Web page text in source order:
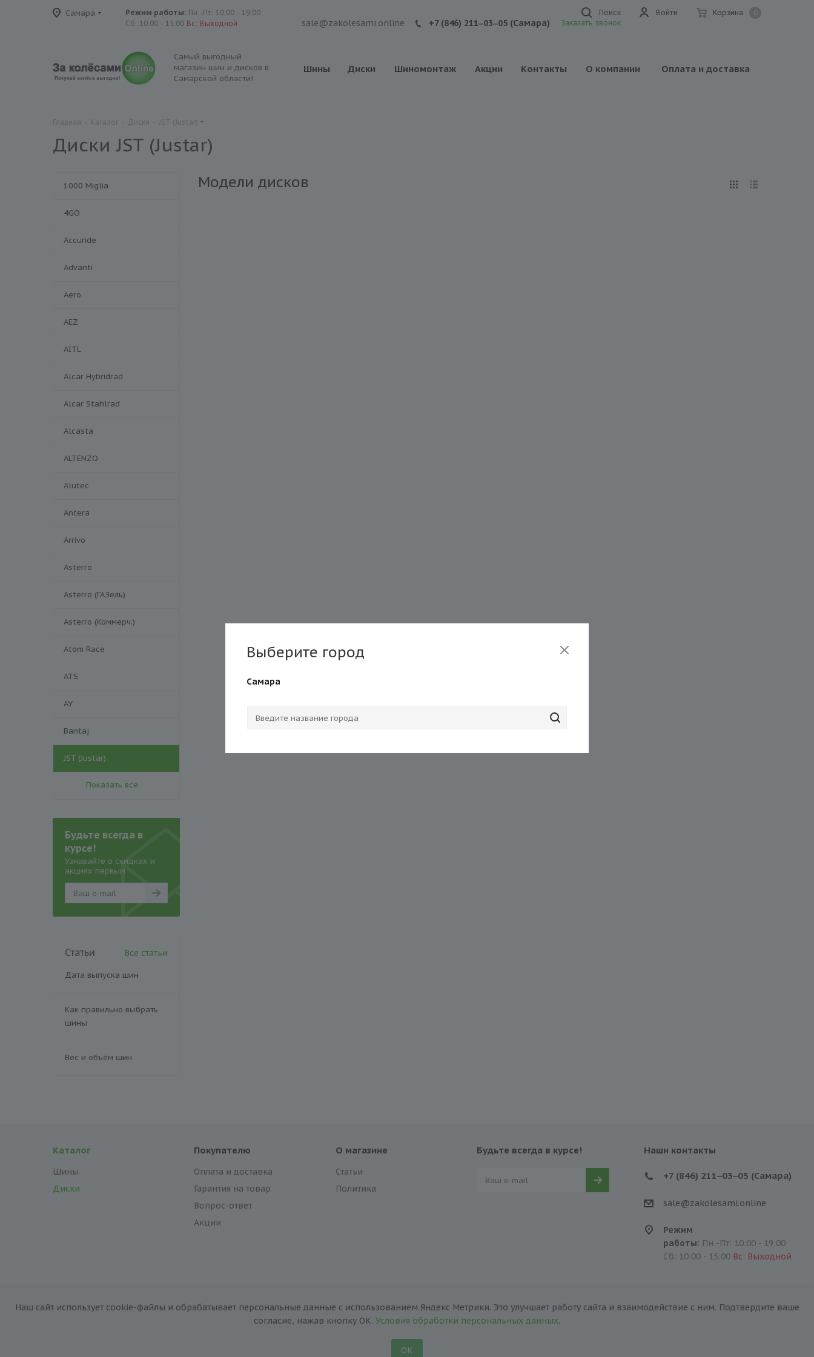
Самара Корзина
Войти
Режим работы: Пн -Пт: 10:00 - 19:00
Сб: 10:00 - 15:00 Вс: Выходной
Поиск
sale@zakolesami.online +7 (846) 211‒03‒05 (Самара) Заказать звонок
Самый выгодный
магазин шин и дисков в
Самарской области!
Шины Диски Шиномонтаж Акции Контакты О компании Оплата и доставка
Диски JST (Justar)
Модели дисков
1000 Miglia
4GO
Accuride
Advanti
Aero
AEZ
AITL
Alcar Hybridrad
Alcar Stahlrad
Alcasta
ALTENZO
Alutec
Antera
Arrivo
Asterro
Asterro (ГАЗель)
Asterro (Коммерч.)
Atom Race
ATS
AY
Bantaj
JST (Justar)
Показать все
Будьте всегда в
курсе!
Узнавайте о скидках и
акциях первым
Статьи Все статьи
Дата выпуска шин
Как правильно выбрать
шины
Вес и объём шин
Каталог
Шины
Диски
Покупателю
Оплата и доставка
Гарантия на товар
Вопрос-ответ
Акции
О магазине
Статьи
Политика
Будьте всегда в курсе! Наши контакты
+7 (846) 211‒03‒05 (Самара)
sale@zakolesami.online
Режим
работы: Пн -Пт: 10:00 - 19:00
Сб: 10:00 - 15:00 Вс: Выходной
Наш сайт использует cookie-файлы и обрабатывает персональные данные с использованием Яндекс Метрики. Это улучшает работу сайта и взаимодействие с ним. Подтвердите ваше
согласие, нажав кнопку ОК. Условия обработки персональных данных.
ОК
Выберите город
Самара